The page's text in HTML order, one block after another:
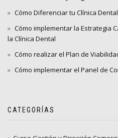
Cómo Diferenciar tu Clínica
Cómo implementar la Estrategia
la Clínica Dental
Cómo realizar el Plan de
Cómo implementar el Panel de
CATEGORÍAS